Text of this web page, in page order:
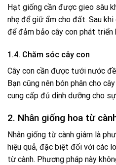
Hạt giống cần được gieo sâu
nhẹ để giữ ẩm cho đất. Sau
để đảm bảo cây con phát triển
1.4. Chăm sóc cây con
Cây con cần được tưới nước
Bạn cũng nên bón phân cho
cung cấp đủ dinh dưỡng cho
2. Nhân giống hoa từ
Nhân giống từ cành giâm là
hiệu quả, đặc biệt đối với các
từ cành. Phương pháp này